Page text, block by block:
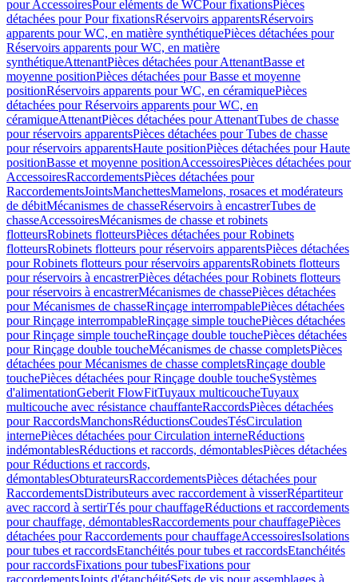
pour AccessoiresPour eléments de WCPour fixationsPièces
détachées pour Pour fixationsRéservoirs apparentsRéservoirs
apparents pour WC, en matière synthétiquePièces détachées pour
Réservoirs apparents pour WC, en matière
synthétiqueAttenantPièces détachées pour AttenantBasse et
moyenne positionPièces détachées pour Basse et moyenne
positionRéservoirs apparents pour WC, en céramiquePièces
détachées pour Réservoirs apparents pour WC, en
céramiqueAttenantPièces détachées pour AttenantTubes de chasse
pour réservoirs apparentsPièces détachées pour Tubes de chasse
pour réservoirs apparentsHaute positionPièces détachées pour Haute
positionBasse et moyenne positionAccessoiresPièces détachées pour
AccessoiresRaccordementsPièces détachées pour
RaccordementsJointsManchettesMamelons, rosaces et modérateurs
de débitMécanismes de chasseRéservoirs à encastrerTubes de
chasseAccessoiresMécanismes de chasse et robinets
flotteursRobinets flotteursPièces détachées pour Robinets
flotteursRobinets flotteurs pour réservoirs apparentsPièces détachées
pour Robinets flotteurs pour réservoirs apparentsRobinets flotteurs
pour réservoirs à encastrerPièces détachées pour Robinets flotteurs
pour réservoirs à encastrerMécanismes de chassePièces détachées
pour Mécanismes de chasseRinçage interrompablePièces détachées
pour Rinçage interrompableRinçage simple touchePièces détachées
pour Rinçage simple toucheRinçage double touchePièces détachées
pour Rinçage double toucheMécanismes de chasse completsPièces
détachées pour Mécanismes de chasse completsRinçage double
touchePièces détachées pour Rinçage double toucheSystèmes
d'alimentationGeberit FlowFitTuyaux multicoucheTuyaux
multicouche avec résistance chauffanteRaccordsPièces détachées
pour RaccordsManchonsRéductionsCoudesTésCirculation
internePièces détachées pour Circulation interneRéductions
indémontablesRéductions et raccords, démontablesPièces détachées
pour Réductions et raccords,
démontablesObturateursRaccordementsPièces détachées pour
RaccordementsDistributeurs avec raccordement à visserRépartiteur
avec raccord à sertirTés pour chauffageRéductions et raccordements
pour chauffage, démontablesRaccordements pour chauffagePièces
détachées pour Raccordements pour chauffageAccessoiresIsolations
pour tubes et raccordsEtanchéités pour tubes et raccordsEtanchéités
pour raccordsFixations pour tubesFixations pour
raccordementsJoints d'étanchéitéSets de vis pour assemblages à